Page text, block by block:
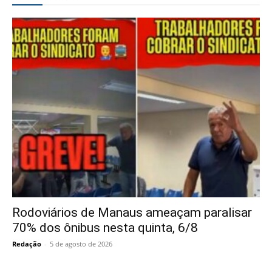
Rodoviários de Manaus ameaçam paralisar
70% dos ônibus nesta quinta, 6/8
Redação - 5 de agosto de 2026